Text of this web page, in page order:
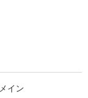
イン